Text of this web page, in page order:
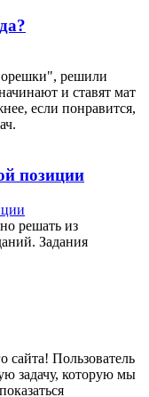
орешки", решили
и ставят мат
если понравится,
позиции
решать из
Задания
сайта! Пользователь
задачу, которую мы